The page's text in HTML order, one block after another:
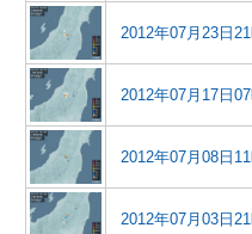
2012年07月23日
2012年07月17日
2012年07月08日
2012年07月03日